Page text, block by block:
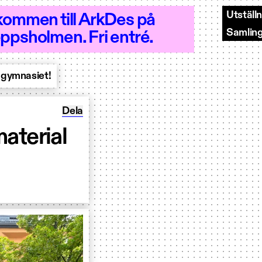
10–18
till ArkDes på
Fri entré.
Dela Levande gator – nytt skolmaterial för
Dela